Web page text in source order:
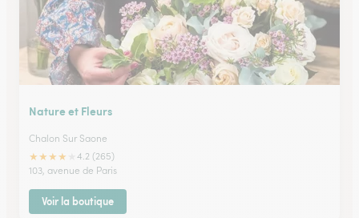
Nature et Fleurs
Chalon Sur Saone
★★★★
4.2 (265)
103, avenue de Paris
Voir la boutique